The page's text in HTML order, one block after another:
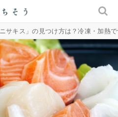
サキス」の見つけ方は？冷凍・加熱